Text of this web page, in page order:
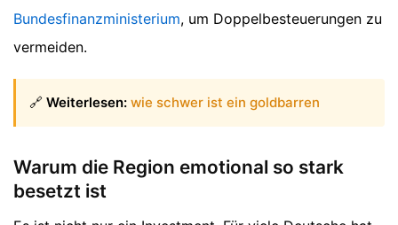
Bundesfinanzministerium, um Doppelbesteuerungen zu
vermeiden.
🔗 Weiterlesen: wie schwer ist ein goldbarren
Warum die Region emotional so stark
besetzt ist